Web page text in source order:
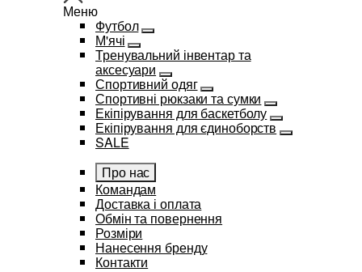
Меню
Футбол
М'ячі
Тренувальний інвентар та
аксесуари
Спортивний одяг
Спортивні рюкзаки та сумки
Екіпірування для баскетболу
Екіпірування для єдиноборств
SALE
Про нас
Командам
Доставка і оплата
Обмін та повернення
Розміри
Нанесення бренду
Контакти